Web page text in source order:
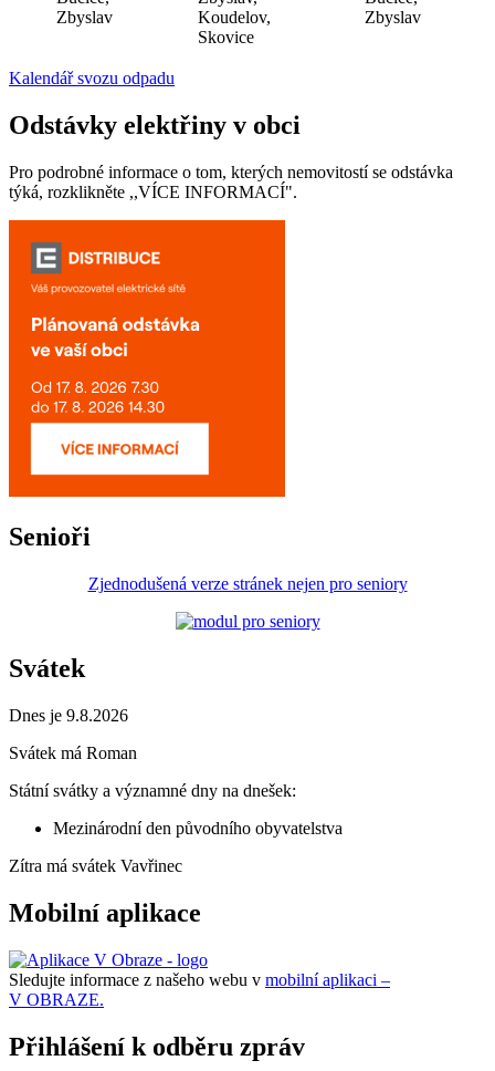
Zbyslav
Koudelov,
Skovice
Zbyslav
Kalendář svozu odpadu
Odstávky elektřiny v obci
Pro podrobné informace o tom, kterých nemovitostí se odstávka
týká, rozklikněte ,,VÍCE INFORMACÍ".
Senioři
Zjednodušená verze stránek nejen pro seniory
Svátek
Dnes je 9.8.2026
Svátek má Roman
Státní svátky a významné dny na dnešek:
Mezinárodní den původního obyvatelstva
Zítra má svátek Vavřinec
Mobilní aplikace
Sledujte informace z našeho webu v mobilní aplikaci –
V OBRAZE.
Přihlášení k odběru zpráv